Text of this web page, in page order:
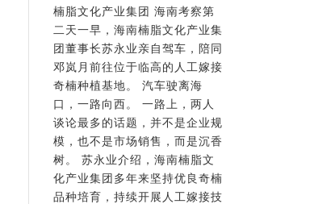
楠脂文化产业集团 海南考察第
二天一早，海南楠脂文化产业集
团董事长苏永业亲自驾车，陪同
邓岚月前往位于临高的人工嫁接
奇楠种植基地。 汽车驶离海
口，一路向西。 一路上，两人
谈论最多的话题，并不是企业规
模，也不是市场销售，而是沉香
树。 苏永业介绍，海南楠脂文
化产业集团多年来坚持优良奇楠
品种培育，持续开展人工嫁接技